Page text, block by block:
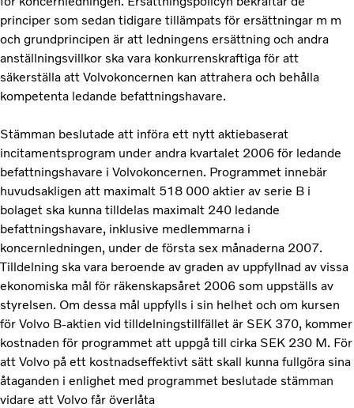
principer som sedan tidigare tillämpats för ersättningar m m
och grundprincipen är att ledningens ersättning och andra
anställningsvillkor ska vara konkurrenskraftiga för att
säkerställa att Volvokoncernen kan attrahera och behålla
kompetenta ledande befattningshavare.
Stämman beslutade att införa ett nytt aktiebaserat
incitamentsprogram under andra kvartalet 2006 för ledande
befattningshavare i Volvokoncernen. Programmet innebär
huvudsakligen att maximalt 518 000 aktier av serie B i
bolaget ska kunna tilldelas maximalt 240 ledande
befattningshavare, inklusive medlemmarna i
koncernledningen, under de första sex månaderna 2007.
Tilldelning ska vara beroende av graden av uppfyllnad av vissa
ekonomiska mål för räkenskapsåret 2006 som uppställs av
styrelsen. Om dessa mål uppfylls i sin helhet och om kursen
för Volvo B-aktien vid tilldelningstillfället är SEK 370, kommer
kostnaden för programmet att uppgå till cirka SEK 230 M. För
att Volvo på ett kostnadseffektivt sätt skall kunna fullgöra sina
åtaganden i enlighet med programmet beslutade stämman
vidare att Volvo får överlåta